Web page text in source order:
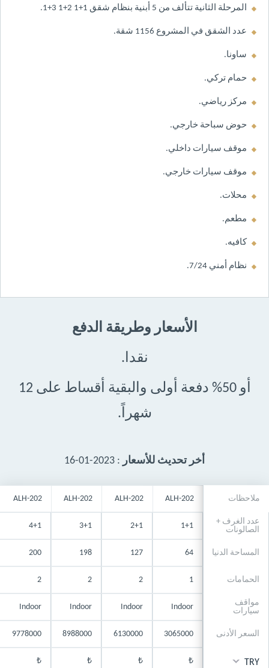
المرحلة الثانية تتألف من 5 أبنية بنظام شقق 1+1 2+1 3+1.
عدد الشقق في المشروع 1156 شقة.
ساونا.
حمام تركي.
مركز رياضي.
حوض سباحة خارجي.
موقف سيارات داخلي.
موقف سيارات خارجي.
محلات.
مطعم.
كافيه.
نظام أمني 7/24.
الأسعار وطريقة الدفع
نقدا.
أو 50% دفعة أولى والبقية أقساط على 12
شهراً.
أخر تحديث للأسعار : 2023-01-16
ملاحظات
عدد الغرف +
الصالونات
المساحة الدنيا
الحمامات
مواقف
سيارات
السعر الأدنى
TRY
ALH-202
1+1
64
1
Indoor
3065000
₺
ALH-202
2+1
127
2
Indoor
6130000
₺
ALH-202
3+1
198
2
Indoor
8988000
₺
ALH-202
4+1
200
2
Indoor
9778000
₺